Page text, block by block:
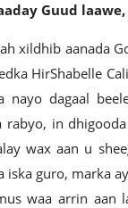
Guud
xildhib aanada
HirShabelle
dagaal
rabyo, in
wax aan u
guro, marka
waa arrin aan